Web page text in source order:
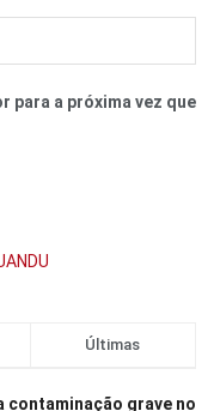
para a próxima vez que
Últimas
grave no